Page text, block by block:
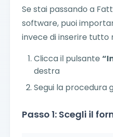
Se stai passando a
software, puoi
invece di inserire tutto
Clicca il pulsante
destra
Segui la procedura
Passo 1: Scegli il